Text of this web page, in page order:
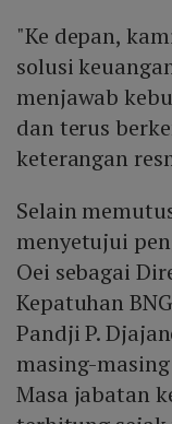
"Ke depan,
solusi
menjawab
dan terus
keterangan
Selain
menyetujui
Oei sebagai
Kepatuhan
Pandji P.
masing-
Masa jabatan